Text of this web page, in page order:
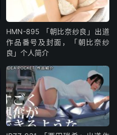
HMN-895 「朝比奈纱良」出道
作品番号及封面，「朝比奈纱
良」个人简介